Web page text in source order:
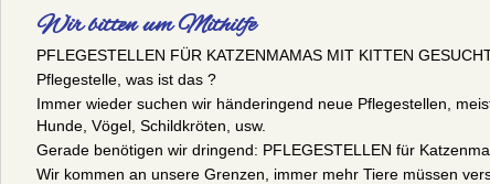
Wir bitten um Mithilfe
PFLEGESTELLEN FÜR KATZENMAMAS MIT KITTEN
Pflegestelle, was ist das ?
Immer wieder suchen wir händeringend neue Pflegestellen,
Hunde, Vögel, Schildkröten, usw.
Gerade benötigen wir dringend: PFLEGESTELLEN für
Wir kommen an unsere Grenzen, immer mehr Tiere müssen